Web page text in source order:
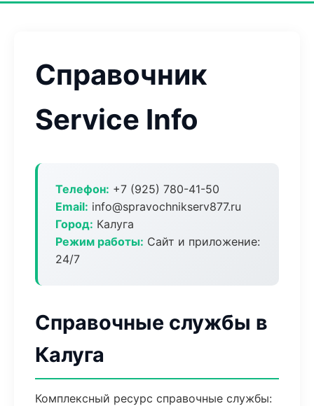
Справочник
Service Info
Телефон: +7 (925) 780-41-50
Email: info@spravochnikserv877.ru
Город: Калуга
Режим работы: Сайт и приложение:
24/7
Справочные службы в
Калуга
Комплексный ресурс справочные службы: